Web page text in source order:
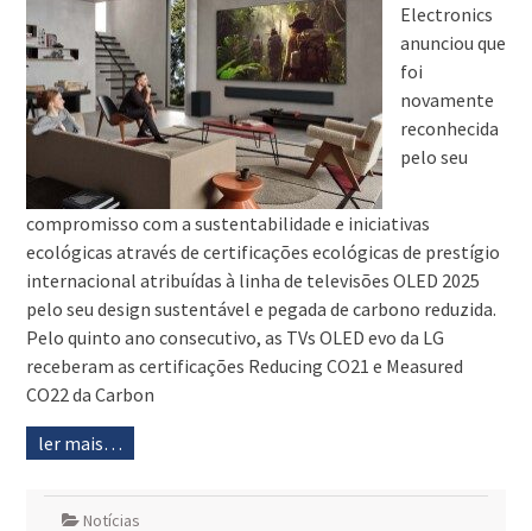
Electronics
anunciou que
foi
novamente
reconhecida
pelo seu
compromisso com a sustentabilidade e iniciativas
ecológicas através de certificações ecológicas de prestígio
internacional atribuídas à linha de televisões OLED 2025
pelo seu design sustentável e pegada de carbono reduzida.
Pelo quinto ano consecutivo, as TVs OLED evo da LG
receberam as certificações Reducing CO21 e Measured
CO22 da Carbon
ler mais…
Notícias